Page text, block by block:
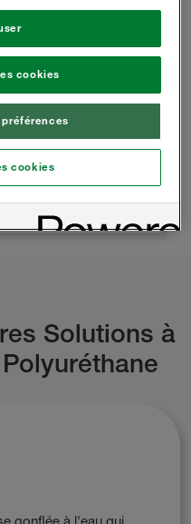
de Données
Données de
Solutions à
cookies
préférences
cookies